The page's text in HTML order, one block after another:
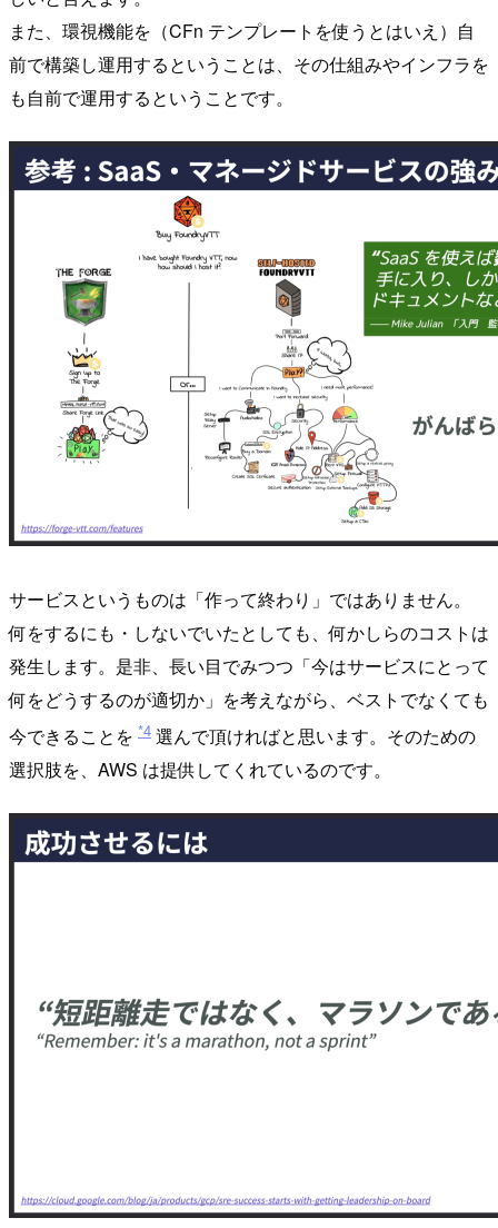
また、環視機能を（CFn テンプレートを使うとはいえ）自
前で構築し運用するということは、その仕組みやインフラを
も自前で運用するということです。
サービスというものは「作って終わり」ではありません。
何をするにも・しないでいたとしても、何かしらのコストは
発生します。是非、長い目でみつつ「今はサービスにとって
何をどうするのが適切か」を考えながら、ベストでなくても
今できることを *4 選んで頂ければと思います。そのための
選択肢を、AWS は提供してくれているのです。